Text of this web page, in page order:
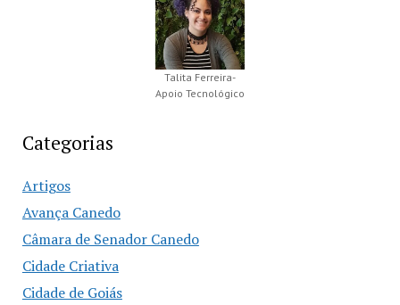
Talita Ferreira-
Apoio Tecnológico
Categorias
Artigos
Avança Canedo
Câmara de Senador Canedo
Cidade Criativa
Cidade de Goiás